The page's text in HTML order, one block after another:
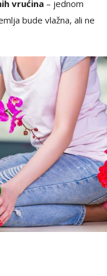
vrućina – jednom
bude vlažna, ali ne